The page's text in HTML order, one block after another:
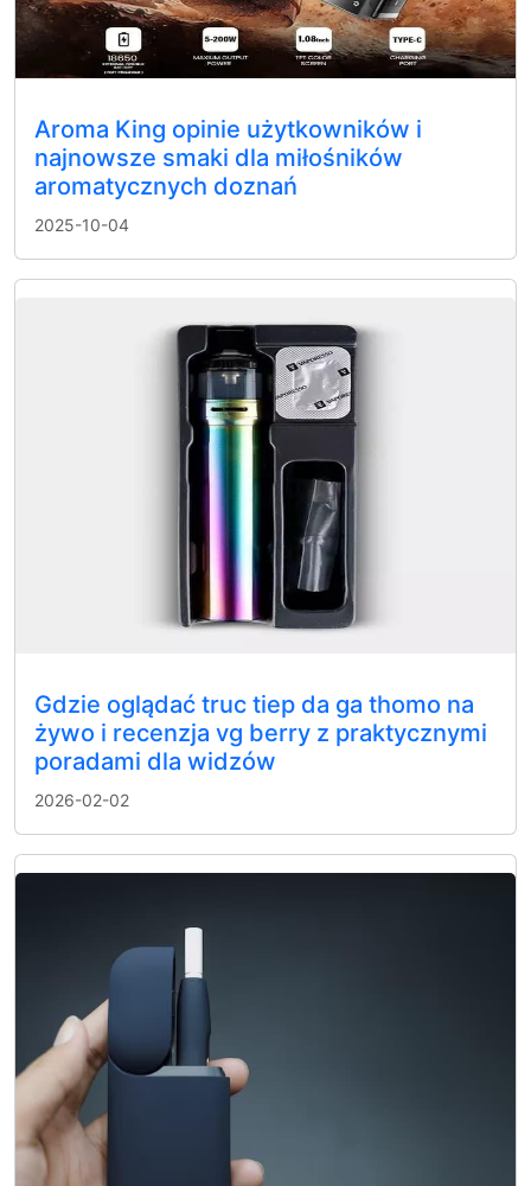
Aroma King opinie użytkowników i
najnowsze smaki dla miłośników
aromatycznych doznań
2025-10-04
Gdzie oglądać truc tiep da ga thomo na
żywo i recenzja vg berry z praktycznymi
poradami dla widzów
2026-02-02